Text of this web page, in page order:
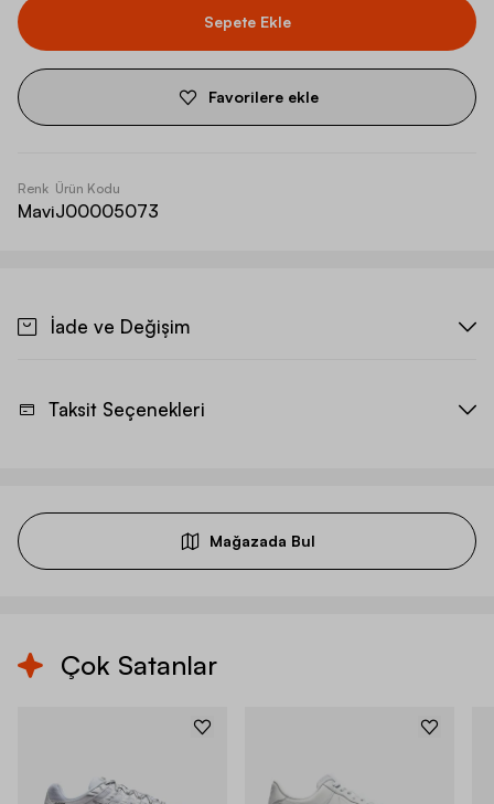
Sepete Ekle
Favorilere ekle
Renk
Mavi
Ürün Kodu
J00005073
İade ve Değişim
Taksit Seçenekleri
Mağazada Bul
Çok Satanlar